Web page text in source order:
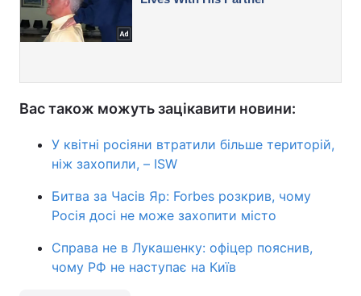
Вас також можуть зацікавити новини:
У квітні росіяни втратили більше територій,
ніж захопили, – ISW
Битва за Часів Яр: Forbes розкрив, чому
Росія досі не може захопити місто
Справа не в Лукашенку: офіцер пояснив,
чому РФ не наступає на Київ